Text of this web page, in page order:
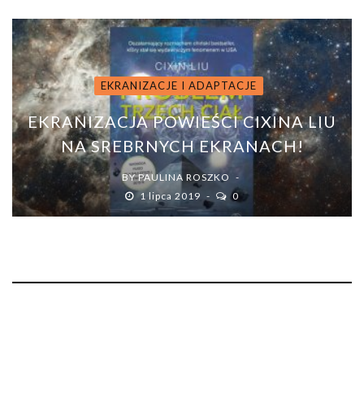
EKRANIZACJE I ADAPTACJE
EKRANIZACJA POWIEŚCI CIXINA LIU
NA SREBRNYCH EKRANACH!
BYPAULINA ROSZKO
1 lipca 2019
0